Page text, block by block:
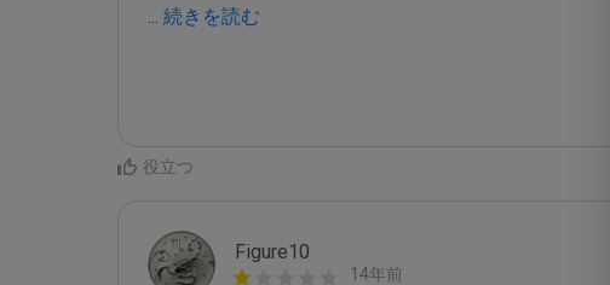
... 続きを読む
役立つ
Figure10
14年前